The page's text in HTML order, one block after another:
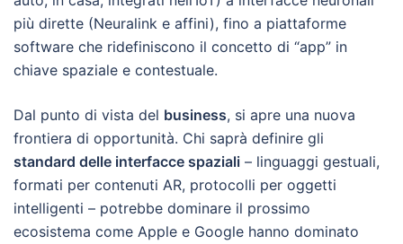
più dirette (Neuralink e affini), fino a piattaforme
software che ridefiniscono il concetto di “app” in
chiave spaziale e contestuale.
Dal punto di vista del business, si apre una nuova
frontiera di opportunità. Chi saprà definire gli
standard delle interfacce spaziali – linguaggi gestuali,
formati per contenuti AR, protocolli per oggetti
intelligenti – potrebbe dominare il prossimo
ecosistema come Apple e Google hanno dominato